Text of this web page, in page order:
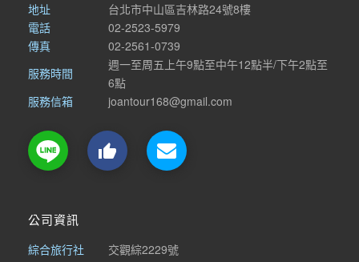
地址
台北市中山區吉林路24號8樓
電話
02-2523-5979
傳真
02-2561-0739
服務時間
週一至周五上午9點至中午12點半/下午2點至
6點
服務信箱
joantour168@gmail.com

公司資訊
綜合旅行社
交觀綜2229號